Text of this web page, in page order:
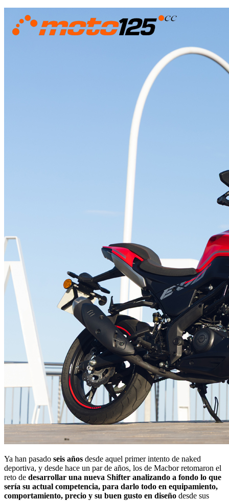
Ya han pasado seis años desde aquel primer intento de naked
deportiva, y desde hace un par de años, los de Macbor retomaron el
reto de desarrollar una nueva Shifter analizando a fondo lo que
sería su actual competencia, para darlo todo en equipamiento,
comportamiento, precio y su buen gusto en diseño desde sus